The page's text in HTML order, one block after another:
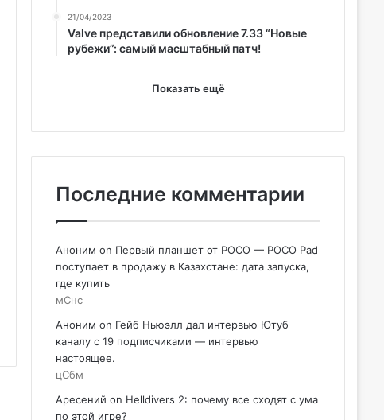
21/04/2023
Valve представили обновление 7.33 “Новые
рубежи”: самый масштабный патч!
Показать ещё
Последние комментарии
Аноним on Первый планшет от POCO — POCO Pad
поступает в продажу в Казахстане: дата запуска,
где купить
мСнс
Аноним on Гейб Ньюэлл дал интервью Ютуб
каналу с 19 подписчиками — интервью
настоящее.
цСбм
Аресений on Helldivers 2: почему все сходят с ума
по этой игре?